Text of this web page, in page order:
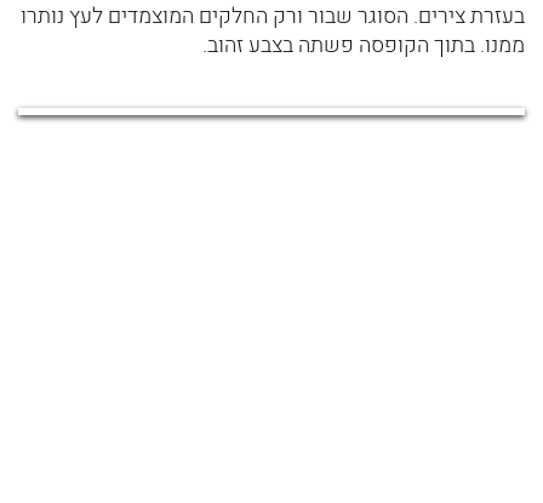
בעזרת צירים. הסוגר שבור ורק החלקים המוצמדים לעץ נותרו
ממנו. בתוך הקופסה פשתה בצבע זהוב.